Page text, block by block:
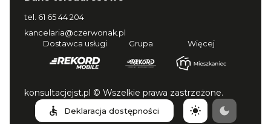
tel. 61 65 44 204
kancelaria@czerwonak.pl
Dostawca usługi
Grupa Więcej
konsultacjejst.pl © Wszelkie prawa zastrzeżone.
Deklaracja dostępności